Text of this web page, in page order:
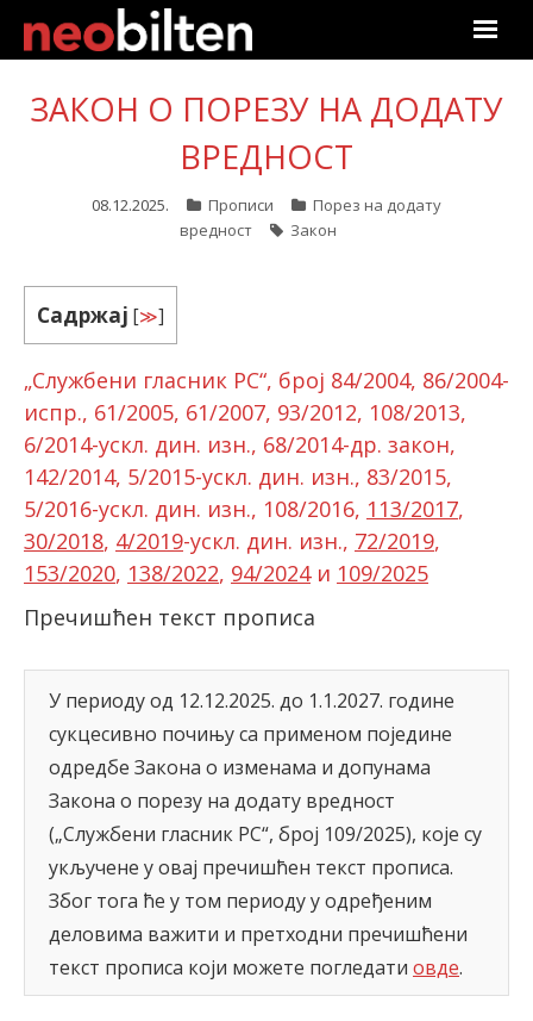
Почетна
Актуелно
Линкови
О нама
Претплата
Пријава
latinica
ЗАКОН О ПОРЕЗУ НА ДОДАТУ
ВРЕДНОСТ
08.12.2025. Прописи
Порез на додату
вредност
Закон
Садржај [≫]
„Службени гласник РС“, број 84/2004, 86/2004-
испр., 61/2005, 61/2007, 93/2012, 108/2013,
6/2014-ускл. дин. изн., 68/2014-др. закон,
142/2014, 5/2015-ускл. дин. изн., 83/2015,
5/2016-ускл. дин. изн., 108/2016, 113/2017,
30/2018, 4/2019-ускл. дин. изн., 72/2019,
153/2020, 138/2022, 94/2024и 109/2025
Пречишћен текст прописа
У периоду од 12.12.2025. до 1.1.2027. године
сукцесивно почињу са применом поједине
одредбе Закона о изменама и допунама
Закона о порезу на додату вредност
(„Службени гласник РС“, број 109/2025), које су
укључене у овај пречишћен текст прописа.
Због тога ће у том периоду у одређеним
деловима важити и претходни пречишћени
текст прописа који можете погледати овде.